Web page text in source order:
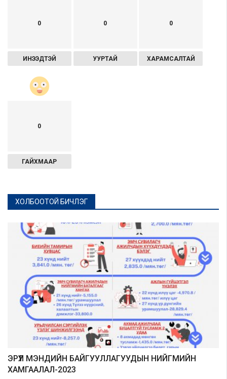
0
ИНЭЭДТЭЙ
0
УУРТАЙ
0
ХАРАМСАЛТАЙ
0
ГАЙХМААР
ХОЛБООТОЙ БИЧЛЭГ
ЭРҮҮЛ МЭНДИЙН БАЙГУУЛЛАГУУДЫН НИЙГМИЙН
ХАМГААЛАЛ-2023